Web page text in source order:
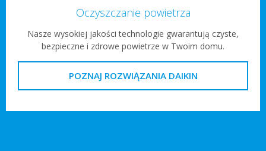
Oczyszczanie powietrza
Nasze wysokiej jakości technologie gwarantują czyste,
bezpieczne i zdrowe powietrze w Twoim domu.
POZNAJ ROZWIĄZANIA DAIKIN